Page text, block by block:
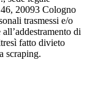
20093 Cologno
trasmessi e/o
di
fatto divieto
scraping.